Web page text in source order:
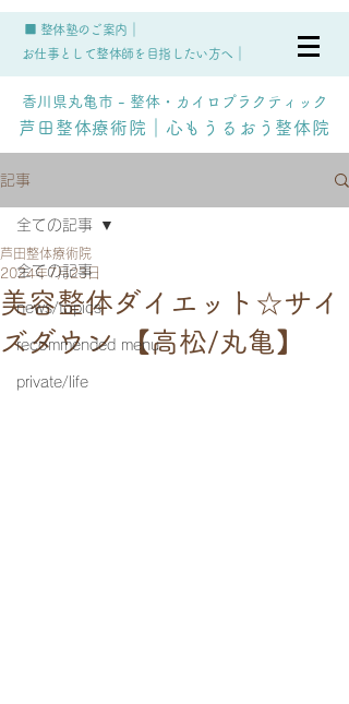
■ 整体塾のご案内｜
お仕事として整体師を目指したい方へ｜
香川県丸亀市 - 整体・カイロプラクティック
芦田整体療術院｜心もうるおう整体院
記事
全ての記事
news/topics
recommended menu
private/life
全ての記事
美容整体ダイエット☆サイ
ズダウン 【高松/丸亀】
芦田整体療術院
2024年7月23日